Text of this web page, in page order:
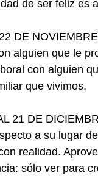
de ser feliz es
DE
alguien que le
con alguien
que vivimos.
21 DE
a su lugar
realidad.
sólo ver para